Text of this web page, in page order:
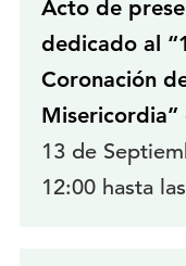
Acto de
dedicado al
Coronación
Misericordia”
13 de
12:00 hasta